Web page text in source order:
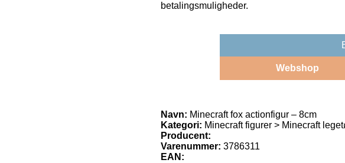
betalingsmuligheder.
Webshop
Navn: Minecraft fox actionfigur – 8cm
Kategori: Minecraft figurer > Minecraft
Producent:
Varenummer: 3786311
EAN: